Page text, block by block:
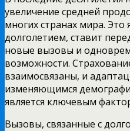
увеличение средней
многих странах мира.
долголетием, ставит
новые вызовы и
возможности.
взаимосвязаны, и
изменяющимся
является ключевым
Вызовы, связанные с